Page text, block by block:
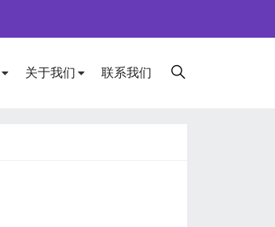
关于我们 联系我们